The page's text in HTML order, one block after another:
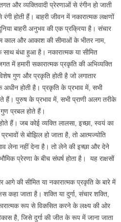
और व्यक्तिवादी प्रेरणाओं से रंगीन हो जाती
होती हैं। बाहरी जीवन में नकारात्मक लक्षणों
बाहरी अनुभव की एक प्रक्रिया है। संचार
काल और आकाश की सीमाओं के भीतर नाम,
साथ बंधा हुआ है। नकारात्मक या सीमित
में हमारी सकारात्मक प्रकृति की अभिव्यक्ति
गुण और प्रकृति होती है जो लगातार
अधीन होती है। प्रकृति के प्रभाव में, सभी
हैं। पुरुष के प्रभाव में, सभी प्राणी अलग तरीके
प्रबल होते हैं।
हैं। जब कोई व्यक्ति लालसा, इच्छा, स्वयं का
से बोझिल हो जाता है, तो आत्मज्योति
लेना नहीं देना है। तो लेने की इच्छा और देने
प्रेरणा के बीच संघर्ष होता है। यह राक्षसों
आगे की सीमित या नकारात्मक प्रकृति के बारे में
कहा जाता है। शक्ति या दुर्गा, संचार शक्ति,
रूप से विकसित करने के लक्ष्य की ओर
है, जिसे दुर्गा की जीत के रूप में जाना जाता